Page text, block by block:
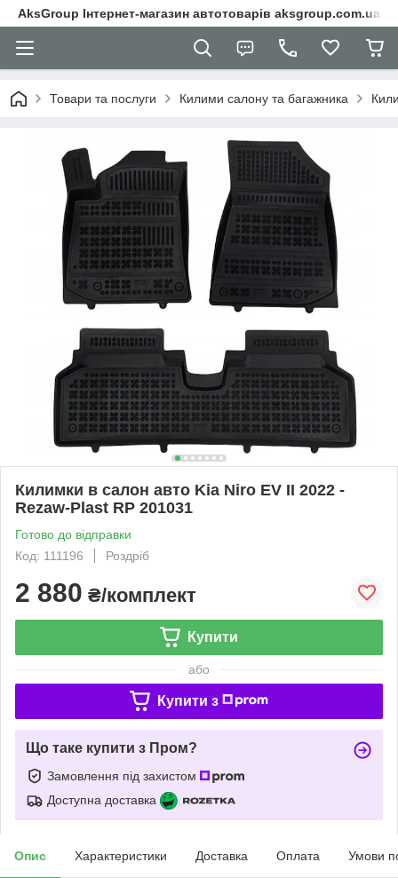
AksGroup Інтернет-магазин автотоварів aksgroup.com.ua
Товари та послуги Килими салону та багажника
Килимки в салон авто Kia Niro EV II 2022 -
Rezaw-Plast RP 201031
Готово до відправки
Код: 111196
Роздріб
2 880 ₴/комплект
Купити
або
Купити з
Що таке купити з Пром?
Замовлення під захистом
Доступна доставка
Опис Характеристики Доставка Оплата Умови